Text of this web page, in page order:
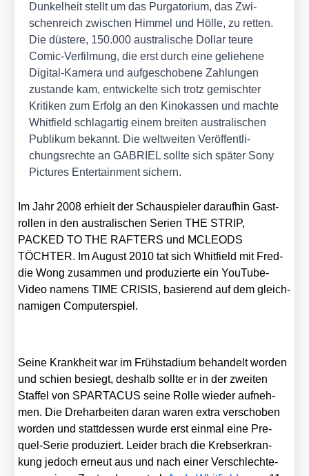
Dun­kel­heit stellt um das Pur­ga­to­ri­um, das Zwi­
schen­reich zwi­schen Him­mel und Höl­le, zu ret­ten.
Die düs­te­re, 150.000 aus­tra­li­sche Dol­lar teu­re
Comic-Ver­fil­mung, die erst durch eine gelie­he­ne
Digi­tal-Kame­ra und auf­ge­scho­be­ne Zah­lun­gen
zustan­de kam, ent­wi­ckel­te sich trotz gemisch­ter
Kri­ti­ken zum Erfolg an den Kino­kas­sen und mach­te
Whit­field schlag­ar­tig einem brei­ten aus­tra­li­schen
Publi­kum bekannt. Die welt­wei­ten Ver­öf­fent­li­
chungs­rech­te an GABRIEL soll­te sich spä­ter Sony
Pic­tures Enter­tain­ment sichern.
Im Jahr 2008 erhielt der Schau­spie­ler dar­auf­hin Gast­
rol­len in den aus­tra­li­schen Seri­en THE STRIP,
PACKED TO THE RAFTERS und MCLEODS
TÖCHTER. Im August 2010 tat sich Whit­field mit Fred­
die Wong zusam­men und pro­du­zier­te ein You­Tube-
Video namens TIME CRISIS, basie­rend auf dem gleich­
na­mi­gen Com­pu­ter­spiel.
Sei­ne Krank­heit war im Früh­sta­di­um behan­delt wor­den
und schien besiegt, des­halb soll­te er in der zwei­ten
Staf­fel von SPARTACUS sei­ne Rol­le wie­der auf­neh­
men. Die Dreh­ar­bei­ten dar­an waren extra ver­scho­ben
wor­den und statt­des­sen wur­de erst ein­mal eine Pre­
quel-Serie pro­du­ziert. Lei­der brach die Krebs­er­kran­
kung jedoch erneut aus und nach einer Ver­schlech­te­